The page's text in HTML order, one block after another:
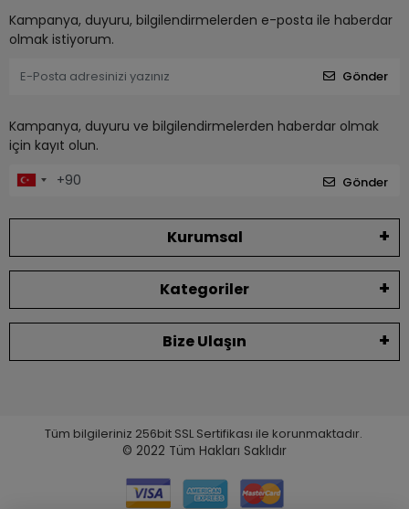
Kampanya, duyuru, bilgilendirmelerden e-posta ile haberdar
olmak istiyorum.
Gönder
Kampanya, duyuru ve bilgilendirmelerden haberdar olmak
için kayıt olun.
Gönder
Kurumsal
Kategoriler
Bize Ulaşın
Tüm bilgileriniz 256bit SSL Sertifikası ile korunmaktadır.
© 2022 Tüm Hakları Saklıdır